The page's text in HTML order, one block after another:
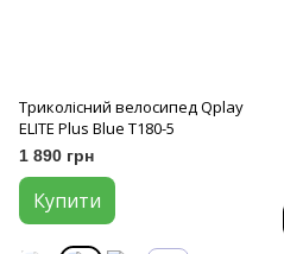
Триколісний велосипед Qplay
ELITE Plus Blue T180-5
1 890 грн
Купити